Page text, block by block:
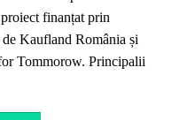
finanțat prin
Kaufland România și
Tommorow. Principalii